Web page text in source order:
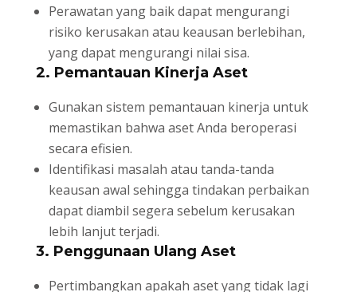
Perawatan yang baik dapat mengurangi
risiko kerusakan atau keausan berlebihan,
yang dapat mengurangi nilai sisa.
2. Pemantauan Kinerja Aset
Gunakan sistem pemantauan kinerja untuk
memastikan bahwa aset Anda beroperasi
secara efisien.
Identifikasi masalah atau tanda-tanda
keausan awal sehingga tindakan perbaikan
dapat diambil segera sebelum kerusakan
lebih lanjut terjadi.
3. Penggunaan Ulang Aset
Pertimbangkan apakah aset yang tidak lagi